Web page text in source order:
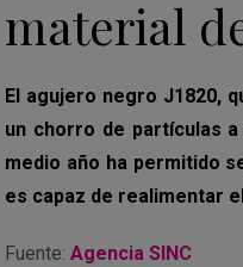
material
El agujero negro J1820,
un chorro de partículas
medio año ha permitido
es capaz de realimentar
Fuente: Agencia SINC